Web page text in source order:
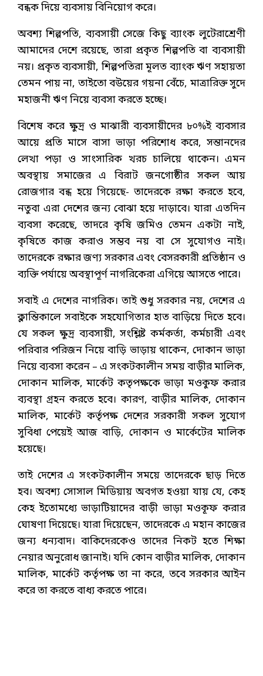
বন্ধক দিয়ে ব্যবসায় বিনিয়োগ করে।
অবশ্য শিল্পপতি, ব্যবসায়ী সেজে কিছু ব্যাংক লুটেরাশ্রেণী
আমাদের দেশে রয়েছে, তারা প্রকৃত শিল্পপতি বা ব্যবসায়ী
নয়। প্রকৃত ব্যবসায়ী, শিল্পপতিরা মূলত ব্যাংক ঋণ সহায়তা
তেমন পায় না, তাইতো বউয়ের গয়না বেঁচে, মাত্রারিক্ত সুদে
মহাজনী ঋণ নিয়ে ব্যবসা করতে হচ্ছে।
বিশেষ করে ক্ষুদ্র ও মাঝারী ব্যবসায়ীদের ৮০%ই ব্যবসার
আয়ে প্রতি মাসে বাসা ভাড়া পরিশোধ করে, সন্তানদের
লেখা পড়া ও সাংসারিক খরচ চালিয়ে থাকেন। এমন
অবস্থায় সমাজের এ বিরাট জনগোষ্ঠীর সকল আয়
রোজগার বন্ধ হয়ে গিয়েছে- তাদেরকে রক্ষা করতে হবে,
নতুবা এরা দেশের জন্য বোঝা হয়ে দাড়াবে। যারা এতদিন
ব্যবসা করেছে, তাদরে কৃষি জমিও তেমন একটা নাই,
কৃষিতে কাজ করাও সম্ভব নয় বা সে সুযোগও নাই।
তাদেরকে রক্ষার জণ্য সরকার এবং বেসরকারী প্রতিষ্ঠান ও
ব্যক্তি পর্যায়ে অবস্থাপূর্ণ নাগরিকেরা এগিয়ে আসতে পারে।
সবাই এ দেশের নাগরিক। তাই শুধু সরকার নয়, দেশের এ
ক্লান্তিকালে সবাইকে সহযোগিতার হাত বাড়িয়ে দিতে হবে।
যে সকল ক্ষুদ্র ব্যবসায়ী, সংশ্লিষ্ট কর্মকর্তা, কর্মচারী এবং
পরিবার পরিজন নিয়ে বাড়ি ভাড়ায় থাকেন, দোকান ভাড়া
নিয়ে ব্যবসা করেন – এ সংকটকালীন সময় বাড়ীর মালিক,
দোকান মালিক, মার্কেট কতৃপক্ষকে ভাড়া মওকুফ করার
ব্যবস্থা গ্রহন করতে হবে। কারণ, বাড়ীর মালিক, দোকান
মালিক, মার্কেট কর্তৃপক্ষ দেশের সরকারী সকল সুযোগ
সুবিধা পেয়েই আজ বাড়ি, দোকান ও মার্কেটের মালিক
হয়েছে।
তাই দেশের এ সংকটকালীন সময়ে তাদেরকে ছাড় দিতে
হব। অবশ্য সোসাল মিডিয়ায় অবগত হওয়া যায় যে, কেহ
কেহ ইতোমধ্যে ভাড়াটিয়াদের বাড়ী ভাড়া মওকূফ করার
ঘোষণা দিয়েছে। যারা দিয়েছেন, তাদেরকে এ মহান কাজের
জন্য ধন্যবাদ। বাকিদেরকেও তাদের নিকট হতে শিক্ষা
নেয়ার অনুরোধ জানাই। যদি কোন বাড়ীর মালিক, দোকান
মালিক, মার্কেট কর্তৃপক্ষ তা না করে, তবে সরকার আইন
করে তা করতে বাধ্য করতে পারে।